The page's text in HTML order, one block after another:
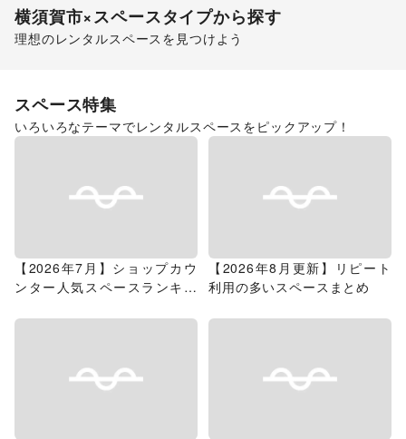
横須賀市×スペースタイプから探す
理想のレンタルスペースを見つけよう
スペース特集
いろいろなテーマでレンタルスペースをピックアップ！
【2026年7月】ショップカウ
ンター人気スペースランキン
【2026年8月更新】リピート
利用の多いスペースまとめ